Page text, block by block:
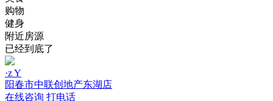
购物
健身
附近房源
已经到底了
·z Y
阳春市中联创地产东湖店
在线咨询 打电话